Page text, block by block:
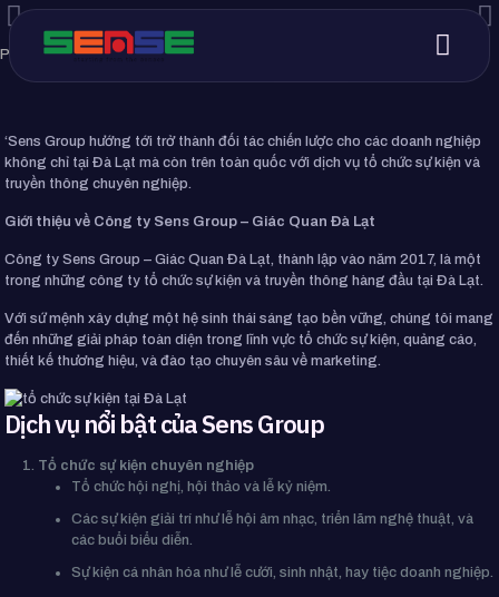
Published by admin on 23 Tháng 12, 2024
‘Sens Group hướng tới trở thành đối tác chiến lược cho các doanh nghiệp
không chỉ tại Đà Lạt mà còn trên toàn quốc với dịch vụ tổ chức sự kiện và
truyền thông chuyên nghiệp.
Giới thiệu về Công ty Sens Group – Giác Quan Đà Lạt
Công ty Sens Group – Giác Quan Đà Lạt, thành lập vào năm 2017, là một
trong những công ty tổ chức sự kiện và truyền thông hàng đầu tại Đà Lạt.
Với sứ mệnh xây dựng một hệ sinh thái sáng tạo bền vững, chúng tôi mang
đến những giải pháp toàn diện trong lĩnh vực tổ chức sự kiện, quảng cáo,
thiết kế thương hiệu, và đào tạo chuyên sâu về marketing.
Dịch vụ nổi bật của Sens Group
Tổ chức sự kiện chuyên nghiệp
Tổ chức hội nghị, hội thảo và lễ kỷ niệm.
Các sự kiện giải trí như lễ hội âm nhạc, triển lãm nghệ thuật, và
các buổi biểu diễn.
Sự kiện cá nhân hóa như lễ cưới, sinh nhật, hay tiệc doanh nghiệp.